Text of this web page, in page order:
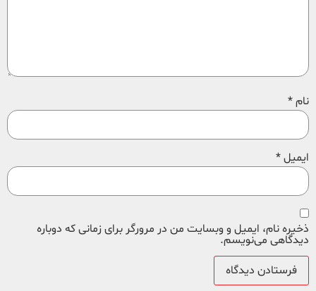
نام*
ایمیل*
ذخیره نام، ایمیل و وبسایت من در مرورگر برای زمانی که دوباره
دیدگاهی می‌نویسم.